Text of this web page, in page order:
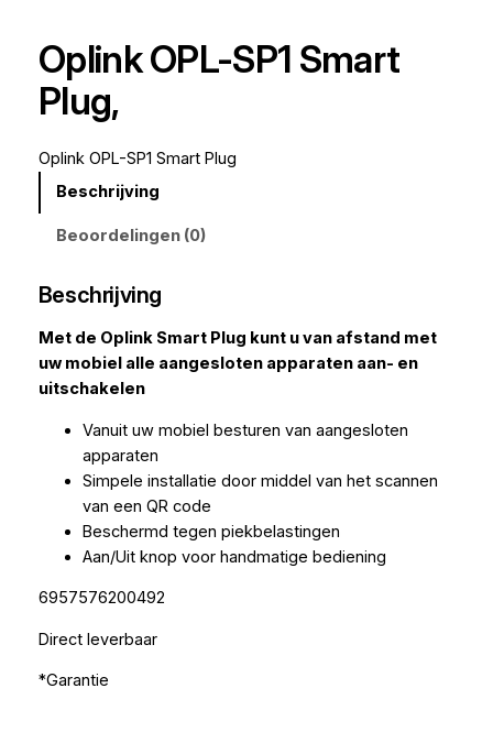
Oplink OPL-SP1 Smart
Plug,
Oplink OPL-SP1 Smart Plug
Beschrijving
Beoordelingen (0)
Beschrijving
Met de Oplink Smart Plug kunt u van afstand met
uw mobiel alle aangesloten apparaten aan- en
uitschakelen
Vanuit uw mobiel besturen van aangesloten
apparaten
Simpele installatie door middel van het scannen
van een QR code
Beschermd tegen piekbelastingen
Aan/Uit knop voor handmatige bediening
6957576200492
Direct leverbaar
*Garantie